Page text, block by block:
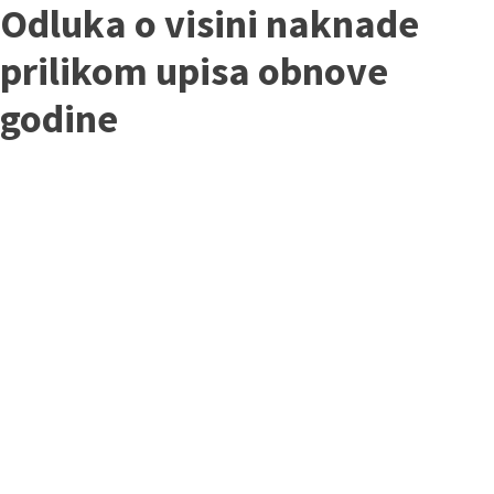
Odluka o visini naknade
prilikom upisa obnove
godine